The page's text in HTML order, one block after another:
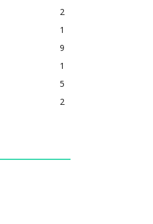
2
1
9
1
5
2